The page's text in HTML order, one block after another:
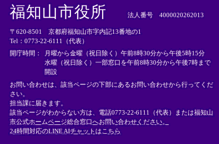
外
部
リ
ン
ク
＞
外
リ
ン
ク
＞
外
部
ン
ク
＞
福知山市役所 法人番号 4000020262013
〒620-8501 京都府福知山市字内記13番地の1
Tel：0773-22-6111（代表）
開庁時間：
月曜から金曜（祝日除く）午前8時30分から午後5時15分
水曜（祝日除く）一部窓口を午前8時30分から午後7時まで
開設
お問い合わせは、該当ページの下部にあるお問い合わせから行ってくだ
さい。
担当課に届きます。
該当ページがわからない方は、電話0773-22-6111（代表）または福知山
市公式ホームページ総合窓口へお問い合わせください。
24時間対応のLINE AIチャットはこちら